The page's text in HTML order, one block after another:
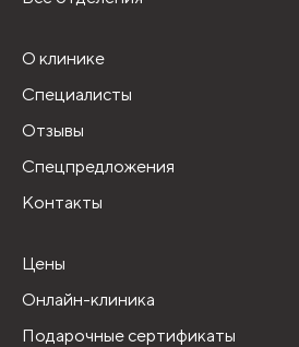
О клинике
Специалисты
Отзывы
Спецпредложения
Контакты
Цены
Онлайн-клиника
Подарочные сертификаты